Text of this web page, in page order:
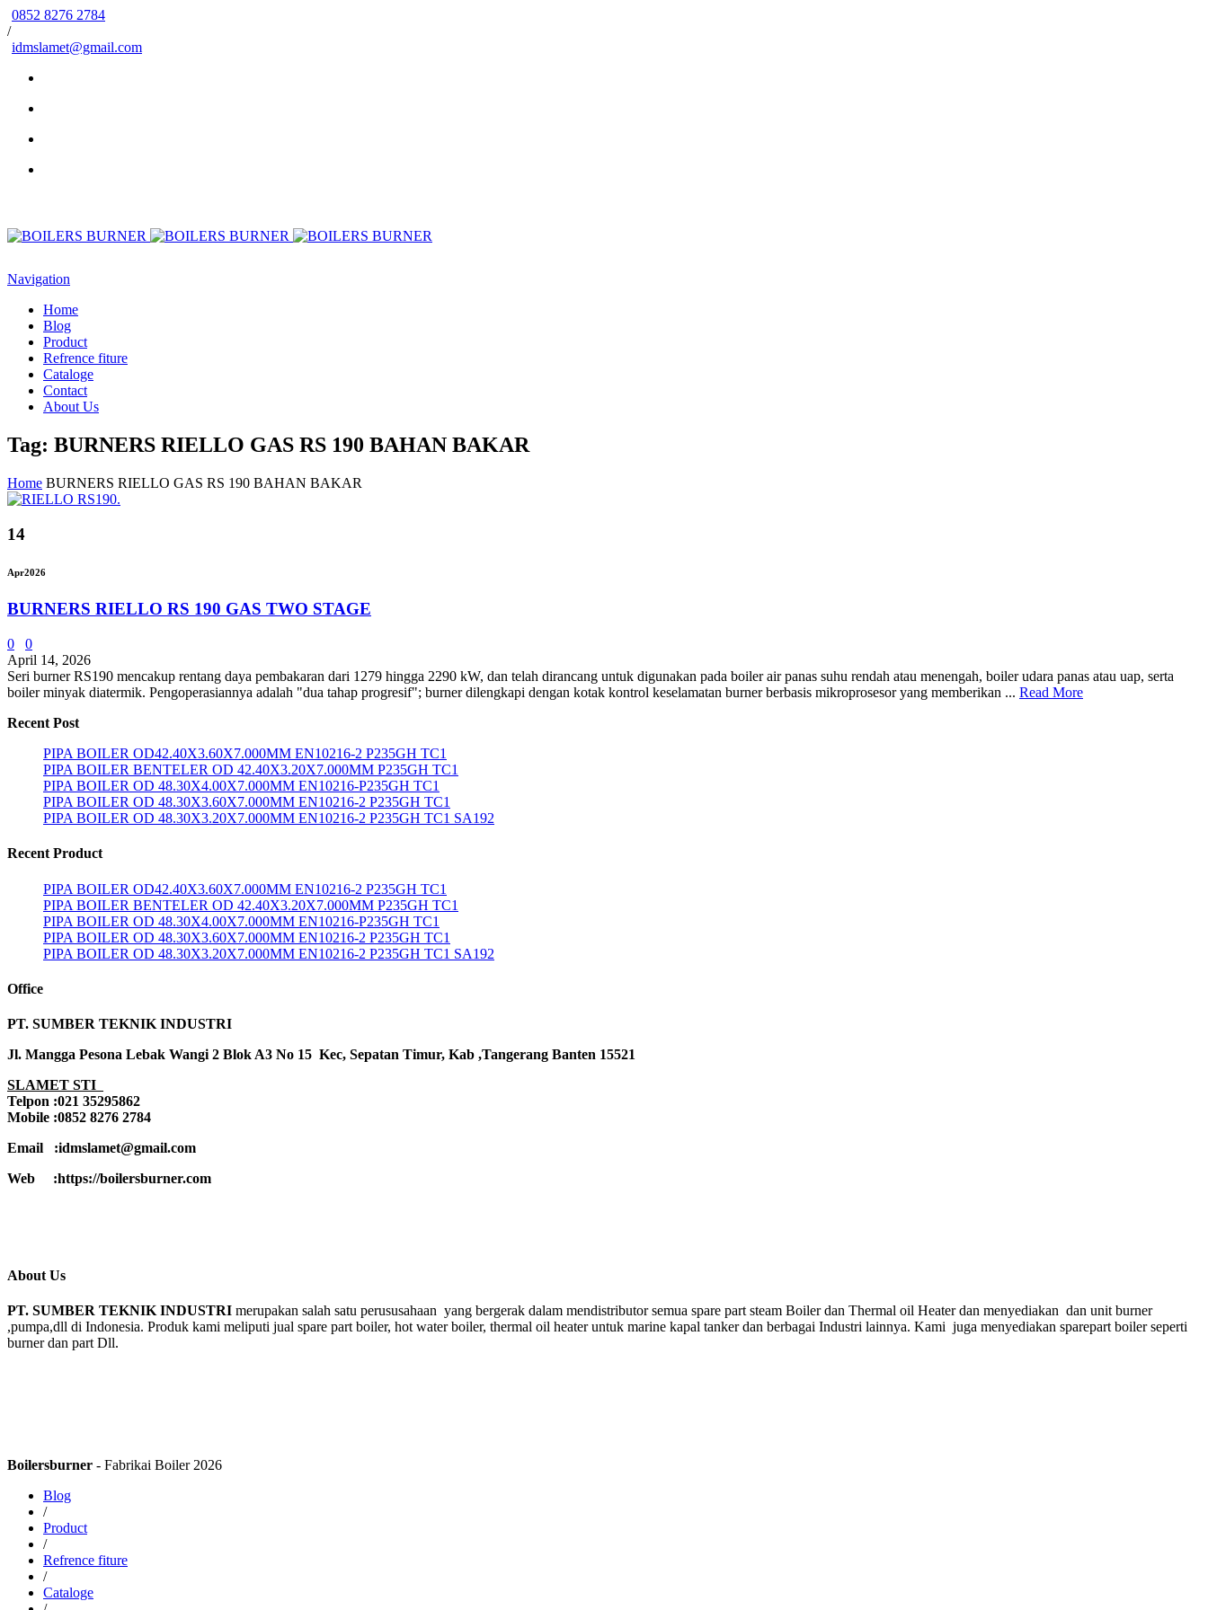
0852 8276 2784
/
idmslamet@gmail.com
Navigation
Home
Blog
Product
Refrence fiture
Cataloge
Contact
About Us
Tag: BURNERS RIELLO GAS RS 190 BAHAN BAKAR
Home BURNERS RIELLO GAS RS 190 BAHAN BAKAR
14
Apr2026
BURNERS RIELLO RS 190 GAS TWO STAGE
0
0
April 14, 2026
Seri burner RS190 ​​mencakup rentang daya pembakaran dari 1279 hingga 2290 kW, dan telah dirancang untuk digunakan pada boiler air panas suhu rendah atau menengah, boiler udara panas atau uap, serta
boiler minyak diatermik. Pengoperasiannya adalah "dua tahap progresif"; burner dilengkapi dengan kotak kontrol keselamatan burner berbasis mikroprosesor yang memberikan ... Read More
Recent Post
PIPA BOILER OD42.40X3.60X7.000MM EN10216-2 P235GH TC1
PIPA BOILER BENTELER OD 42.40X3.20X7.000MM P235GH TC1
PIPA BOILER OD 48.30X4.00X7.000MM EN10216-P235GH TC1
PIPA BOILER OD 48.30X3.60X7.000MM EN10216-2 P235GH TC1
PIPA BOILER OD 48.30X3.20X7.000MM EN10216-2 P235GH TC1 SA192
Recent Product
PIPA BOILER OD42.40X3.60X7.000MM EN10216-2 P235GH TC1
PIPA BOILER BENTELER OD 42.40X3.20X7.000MM P235GH TC1
PIPA BOILER OD 48.30X4.00X7.000MM EN10216-P235GH TC1
PIPA BOILER OD 48.30X3.60X7.000MM EN10216-2 P235GH TC1
PIPA BOILER OD 48.30X3.20X7.000MM EN10216-2 P235GH TC1 SA192
Office
PT. SUMBER TEKNIK INDUSTRI
Jl. Mangga Pesona Lebak Wangi 2 Blok A3 No 15 Kec, Sepatan Timur, Kab ,Tangerang Banten 15521
SLAMET STI
Telpon :021 35295862
Mobile :0852 8276 2784
Email :idmslamet@gmail.com
Web :https://boilersburner.com
About Us
PT. SUMBER TEKNIK INDUSTRI merupakan salah satu perususahaan yang bergerak dalam mendistributor semua spare part steam Boiler dan Thermal oil Heater dan menyediakan dan unit burner
,pumpa,dll di Indonesia. Produk kami meliputi jual spare part boiler, hot water boiler, thermal oil heater untuk marine kapal tanker dan berbagai Industri lainnya. Kami juga menyediakan sparepart boiler seperti
burner dan part Dll.
Boilersburner - Fabrikai Boiler 2026
Blog
/
Product
/
Refrence fiture
/
Cataloge